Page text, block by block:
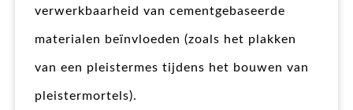
verwerkbaarheid van cementgebaseerde
materialen beïnvloeden (zoals het plakken
van een pleistermes tijdens het bouwen van
pleistermortels).